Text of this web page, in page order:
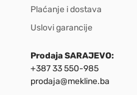
Plaćanje i dostava
Uslovi garancije
Prodaja SARAJEVO:
+387 33 550-985
prodaja@mekline.ba